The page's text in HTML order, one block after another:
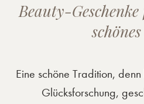
Beauty-
Eine schöne Tradition,
Glücksforschung,